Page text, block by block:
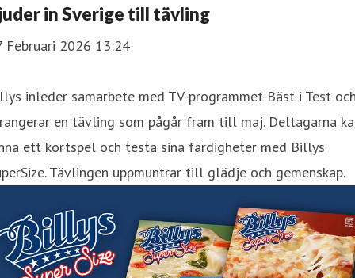
in Sverige till tävling
Februari 2026 13:24
inleder samarbete med TV-programmet Bäst i Test
en tävling som pågår fram till maj. Deltagarna
ett kortspel och testa sina färdigheter med Billys
Tävlingen uppmuntrar till glädje och gemenskap.